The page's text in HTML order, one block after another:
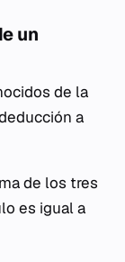
un
de la
a
de los tres
es igual a